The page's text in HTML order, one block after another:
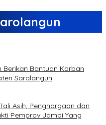
Berikan Bantuan Korban
Sarolangun
Asih, Penghargaan dan
Pemprov Jambi Yang